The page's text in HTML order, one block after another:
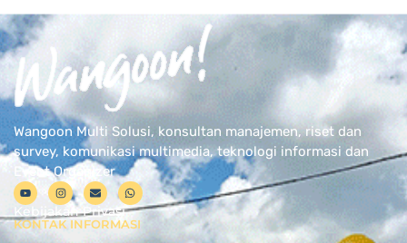
Wangoon Multi Solusi, konsultan manajemen, riset dan
survey, komunikasi multimedia, teknologi informasi dan
Event Organizer
Kebijakan Privasi
KONTAK INFORMASI